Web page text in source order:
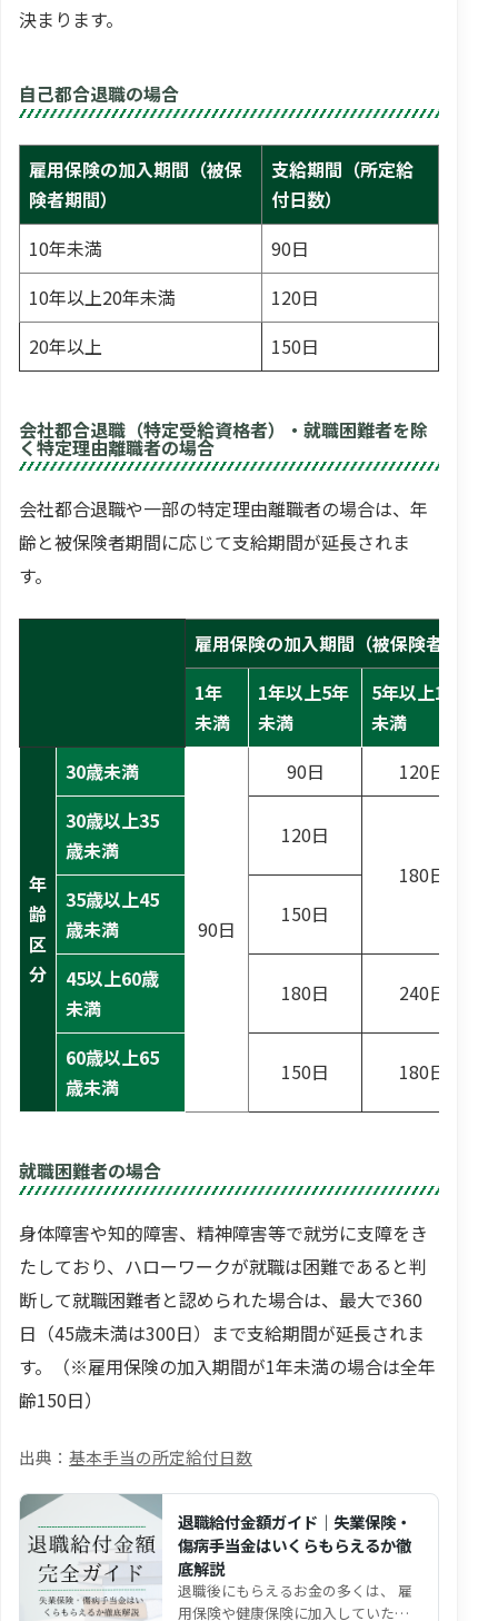
決まります。
自己都合退職の場合
雇用保険の加入期間（被保
険者期間）
支給期間（所定給
付日数）
10年未満
90日
10年以上20年未満
120日
20年以上
150日
会社都合退職（特定受給資格者）・就職困難者を除
く特定理由離職者の場合
会社都合退職や一部の特定理由離職者の場合は、年
齢と被保険者期間に応じて支給期間が延長されま
す。
雇用保険の加入期間（被保険者期間）
1年
未満
1年以上5年
未満
5年以上10年
未満
年
齢
区
分
30歳未満
90日
90日
120日
30歳以上35
歳未満
120日
180日
35歳以上45
歳未満
150日
45以上60歳
未満
180日 240日
60歳以上65
歳未満
150日 180日
就職困難者の場合
身体障害や知的障害、精神障害等で就労に支障をき
たしており、ハローワークが就職は困難であると判
断して就職困難者と認められた場合は、最大で360
日（45歳未満は300日）まで支給期間が延長されま
す。（※雇用保険の加入期間が1年未満の場合は全年
齢150日）
基本手当の所定給付日数
退職給付金額ガイド｜失業保険・
傷病手当金はいくらもらえるか徹
底解説
退職後にもらえるお金の多くは、 雇
用保険や健康保険に加入していた期